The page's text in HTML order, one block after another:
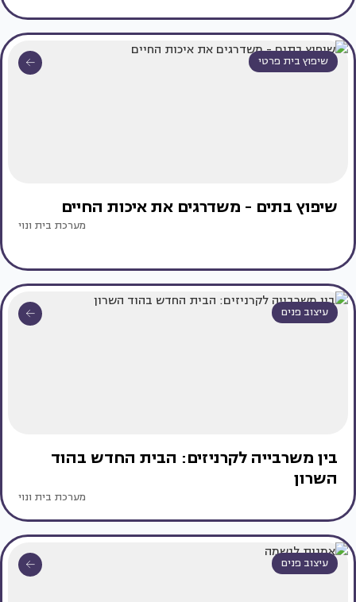
שיפוץ בית פרטי
שיפוץ בתים - משדרגים את איכות החיים
מערכת בית ונוי
עיצוב פנים
בין משרבייה לקרניזים: הבית החדש בהוד
השרון
מערכת בית ונוי
עיצוב פנים